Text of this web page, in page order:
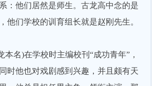
：他们居然是师生。古龙高中念的是
他们学校的训育组长就是赵刚先生。
名)在学校时主编校刊“成功青年”，
时他也对戏剧感到兴趣，并且颇有天